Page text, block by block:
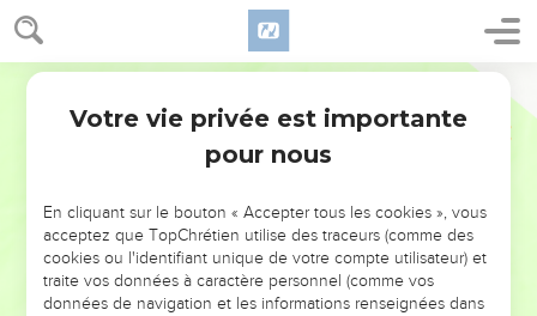
NE MANQUEZ PAS L’ÉVÉNEMENT
DE L’ANNÉE !
ET SI LEURS ERREURS POUVAIENT VOUS ÉVITER LES
VOTRES ?
Votre vie privée est importante
pour nous
En cliquant sur le bouton « Accepter tous les cookies », vous
acceptez que TopChrétien utilise des traceurs (comme des
cookies ou l'identifiant unique de votre compte utilisateur) et
traite vos données à caractère personnel (comme vos
données de navigation et les informations renseignées dans